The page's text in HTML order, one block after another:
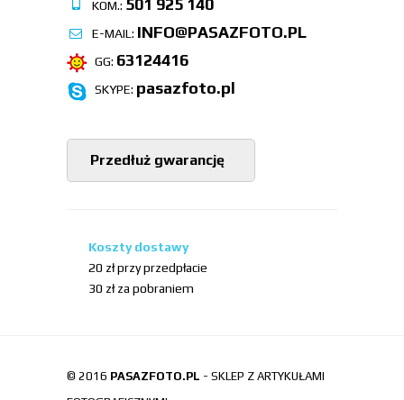
KOM.: 501 925 140
E-MAIL: INFO@PASAZFOTO.PL
GG: 63124416
SKYPE: pasazfoto.pl
Przedłuż gwarancję
Koszty dostawy
20 zł przy przedpłacie
30 zł za pobraniem
© 2016 PASAZFOTO.PL - SKLEP Z ARTYKUŁAMI